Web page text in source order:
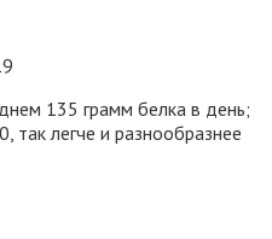
135 грамм белка в день;
легче и разнообразнее